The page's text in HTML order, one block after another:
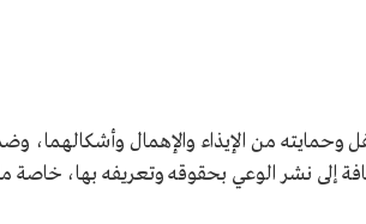
من الإيذاء والإهمال وأشكالهما،
إلى نشر الوعي بحقوقه وتعريفه بها، خاصة